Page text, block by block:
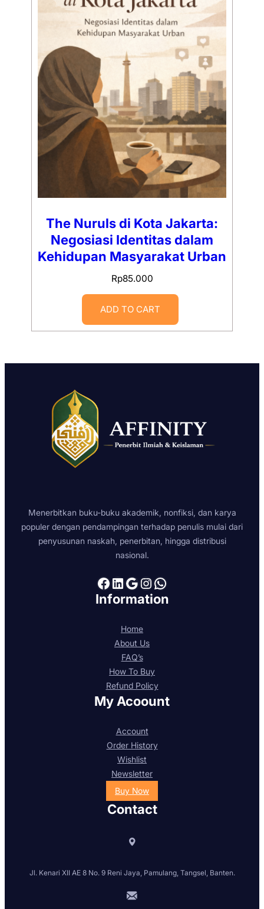
The Nuruls di Kota Jakarta:
Negosiasi Identitas dalam
Kehidupan Masyarakat Urban
Rp85.000
ADD TO CART
Menerbitkan buku-buku akademik, nonfiksi, dan karya
populer dengan pendampingan terhadap penulis mulai dari
penyusunan naskah, penerbitan, hingga distribusi
nasional.
Facebook LinkedIn Google Instagram WhatsApp
Information
Home
About Us
FAQ’s
How To Buy
Refund Policy
My Acoount
Account
Order History
Wishlist
Newsletter
Buy Now
Contact
Jl. Kenari XII AE 8 No. 9 Reni Jaya, Pamulang, Tangsel, Banten.